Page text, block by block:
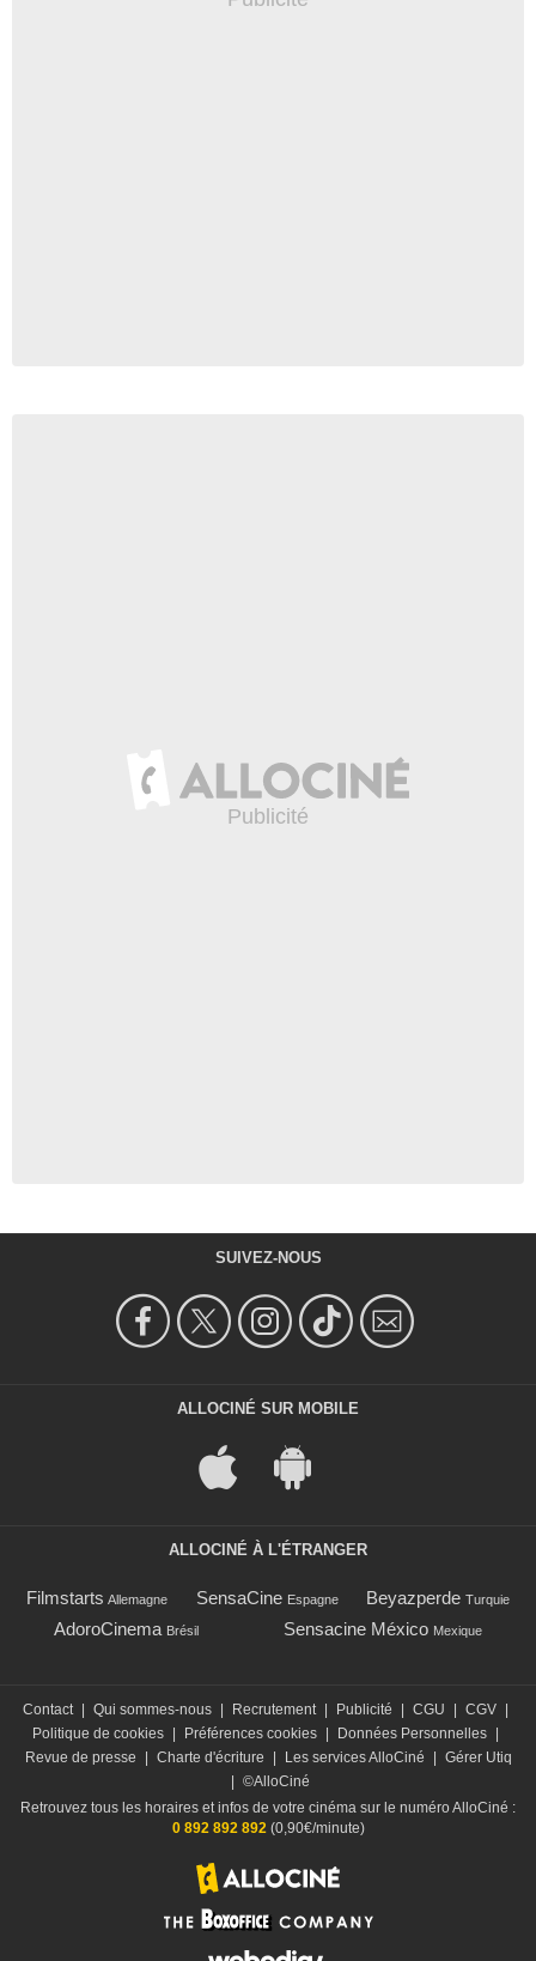
SUIVEZ-NOUS
ALLOCINÉ SUR MOBILE
ALLOCINÉ À L'ÉTRANGER
Filmstarts Allemagne SensaCine Espagne Beyazperde Turquie
AdoroCinema Brésil Sensacine México Mexique
Contact | Qui sommes-nous | Recrutement | Publicité | CGU | CGV |
Politique de cookies | Préférences cookies | Données Personnelles |
Revue de presse
| Charte d'écriture | Les services AlloCiné | Gérer Utiq
| ©AlloCiné
Retrouvez tous les horaires et infos de votre cinéma sur le numéro AlloCiné :
0 892 892 892 (0,90€/minute)